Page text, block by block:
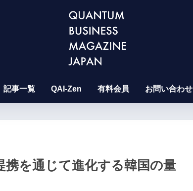
記事一覧 QAI-Zen 有料会員 お問い合わせ
を通じて進化する韓国の量